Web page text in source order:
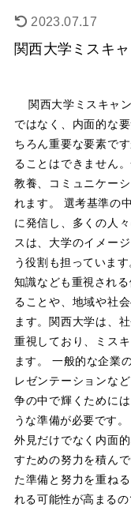
2023.07.17
関西大学ミスキ
関西大学ミスキャン
ではなく、内面的な
ちろん重要な要素で
ることはできません
教養、コミュニケー
れます。 選考基準の
に発信し、多くの人
スは、大学のイメー
う役割も担っていま
知識なども重視され
ることや、地域や社
ます。関西大学は、
重視しており、ミス
ます。 一般的な企業
レゼンテーションな
争の中で輝くために
うな準備が必要です
外見だけでなく内面
すための努力を積ん
た準備と努力を重ね
れる可能性が高まる